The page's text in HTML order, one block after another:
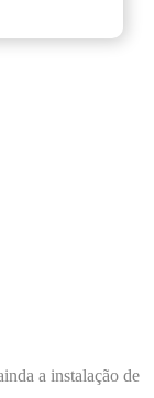
a instalação de